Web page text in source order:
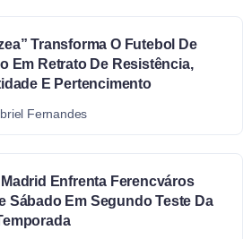
Transforma O Futebol De
Em Retrato De Resistência,
E Pertencimento
Fernandes
Madrid Enfrenta Ferencváros
Sábado Em Segundo Teste Da